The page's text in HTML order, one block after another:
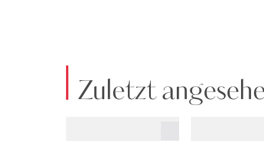
Zuletzt